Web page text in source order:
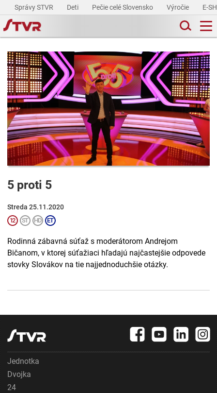
Správy STVR Deti Pečie celé Slovensko Výročie E-
5 proti 5
Streda 25.11.2020
Rodinná zábavná súťaž s moderátorom Andrejom
Bičanom, v ktorej súťažiaci hľadajú najčastejšie odpovede
stovky Slovákov na tie najjednoduchšie otázky.
Jednotka
Dvojka
24